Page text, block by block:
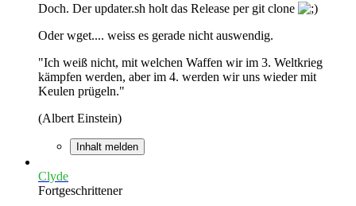
Doch. Der updater.sh holt das Release per git clone
Oder wget.... weiss es gerade nicht auswendig.
"Ich weiß nicht, mit welchen Waffen wir im 3. Weltkrieg
kämpfen werden, aber im 4. werden wir uns wieder mit
Keulen prügeln."
(Albert Einstein)
Inhalt melden
Clyde
Fortgeschrittener